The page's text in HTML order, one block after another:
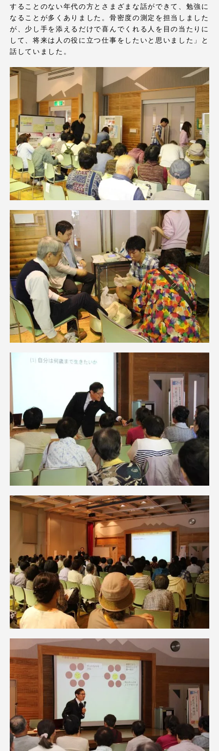
することのない年代の方とさまざまな話ができて、勉強に
なることが多くありました。骨密度の測定を担当しました
が、少し手を添えるだけで喜んでくれる人を目の当たりに
して、将来は人の役に立つ仕事をしたいと思いました」と
話していました。
TOKAIスポーツ
ニュースリリース
卒業にあたってのアンケート
認証評価
教育研究上の目的及び養成する人材像と３つの
ポリシー
在学生・保護者向けポータル（TIPS） 本学教職員向け情報
中文